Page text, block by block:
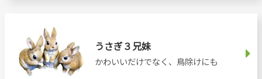
うさぎ３兄妹
かわいいだけでなく、鳥除けにも